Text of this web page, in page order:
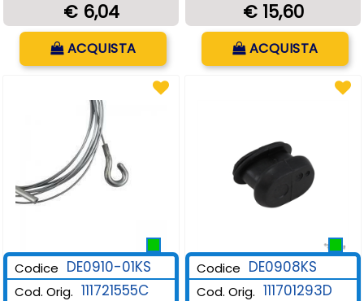
€ 6,04
Quantità
ACQUISTA
€ 15,60
Quantità
ACQUISTA
Codice DE0910-01KS
Cod. Orig. 111721555C
Codice DE0908KS
Cod. Orig. 111701293D